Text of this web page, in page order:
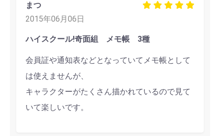
まつ
2015年06月06日
ハイスクール!奇面組 メモ帳 3種
会員証や通知表などとなっていてメモ帳として
は使えませんが、
キャラクターがたくさん描かれているので見て
いて楽しいです。